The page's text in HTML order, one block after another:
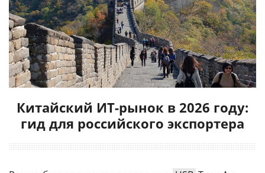
Китайский ИТ-рынок в 2026 году:
гид для российского экспортера